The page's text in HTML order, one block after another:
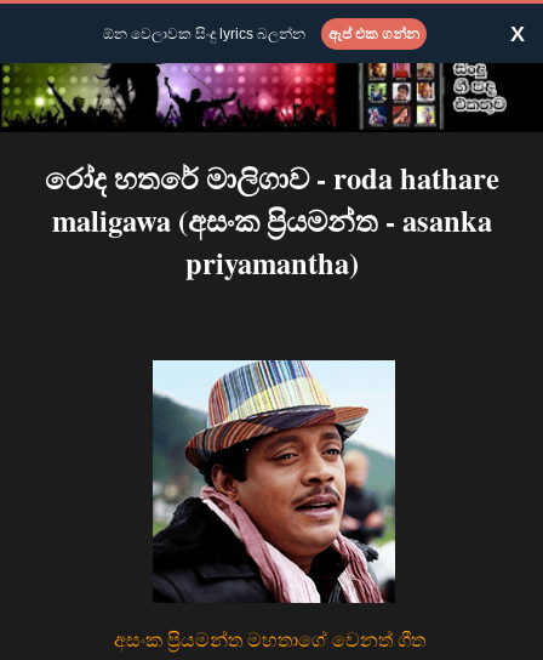
රෝද හතරේ මාලිගාව - roda hathare
maligawa (අසංක ප්‍රියමන්ත - asanka
priyamantha)
අසංක ප්‍රියමන්ත මහතාගේ වෙනත් ගීත
ඕන වෙලාවක සිංදු lyrics බලන්න ඇප් එක ගන්න X